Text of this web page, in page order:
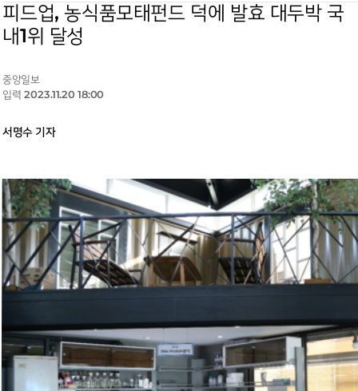
피드업, 농식품모태펀드 덕에 발효 대두박 국
내1위 달성
중앙일보
입력 2023.11.20 18:00
서명수 기자